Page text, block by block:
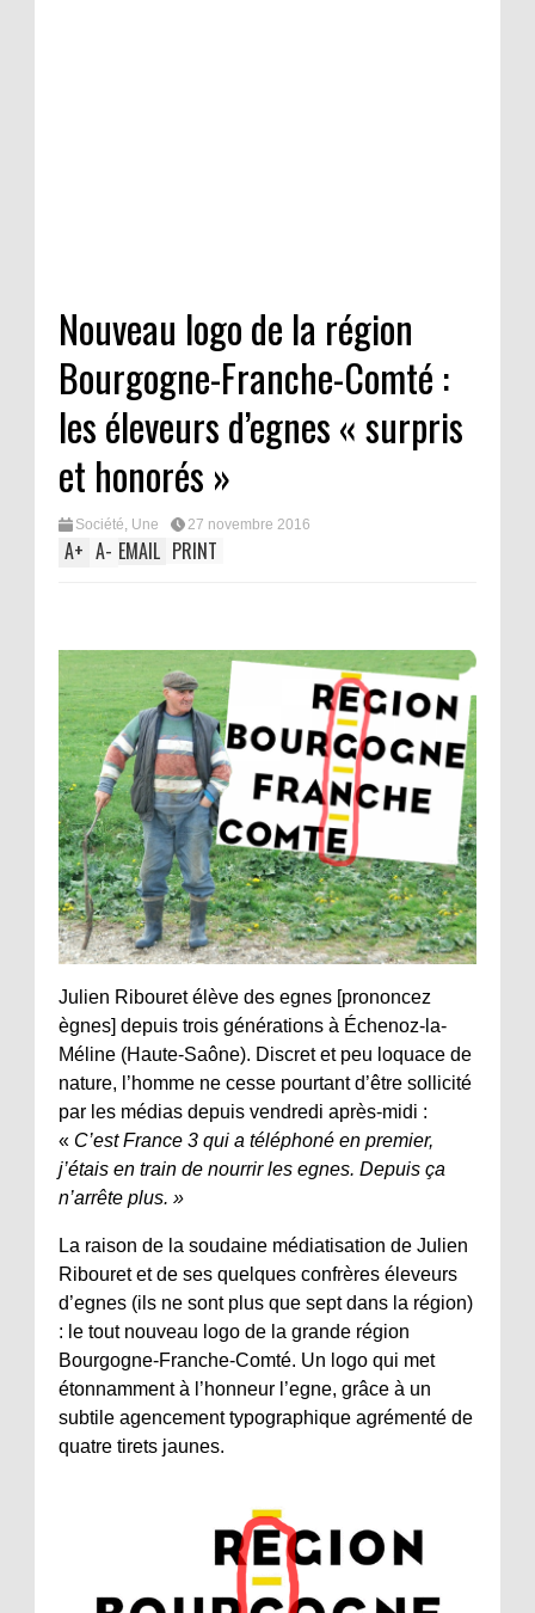
Nouveau logo de la région
Bourgogne-Franche-Comté :
les éleveurs d’egnes « surpris
et honorés »
Société, Une 27 novembre 2016
A+ A- EMAIL PRINT
Julien Ribouret élève des egnes [prononcez
ègnes] depuis trois générations à Échenoz-la-
Méline (Haute-Saône). Discret et peu loquace de
nature, l’homme ne cesse pourtant d’être sollicité
par les médias depuis vendredi après-midi :
« C’est France 3 qui a téléphoné en premier,
j’étais en train de nourrir les egnes. Depuis ça
n’arrête plus. »
La raison de la soudaine médiatisation de Julien
Ribouret et de ses quelques confrères éleveurs
d’egnes (ils ne sont plus que sept dans la région)
: le tout nouveau logo de la grande région
Bourgogne-Franche-Comté. Un logo qui met
étonnamment à l’honneur l’egne, grâce à un
subtile agencement typographique agrémenté de
quatre tirets jaunes.